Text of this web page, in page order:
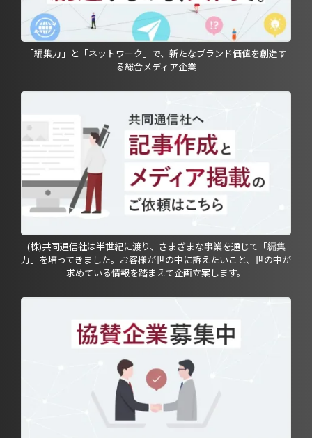
「編集力」と「ネットワーク」で、新たなブランド価値を創造す
る総合メディア企業
(株)共同通信社は半世紀に渡り、さまざまな事業を通じて「編集
力」を培ってきました。お客様が世の中に訴えたいこと、世の中が
求めている情報を踏まえて企画立案します。